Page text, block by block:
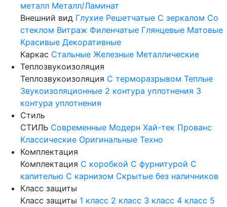
металл Металл/Ламинат
Внешний вид Глухие Решетчатые С зеркалом Со
стеклом Витраж Филенчатые Глянцевые Матовые
Красивые Декоративные
Каркас Стальные Железные Металлические
Теплозвукоизоляция
Теплозвукоизоляция С терморазрывом Теплые
Звукоизоляционные 2 контура уплотнения 3
контура уплотнения
Стиль
СТИЛЬ Современные Модерн Хай-тек Прованс
Классические Оригинальные Техно
Комплектация
Комплектация С коробкой С фурнитурой С
капителью С карнизом Скрытые без наличников
Класс защиты
Класс защиты 1 класс 2 класс 3 класс 4 класс 5